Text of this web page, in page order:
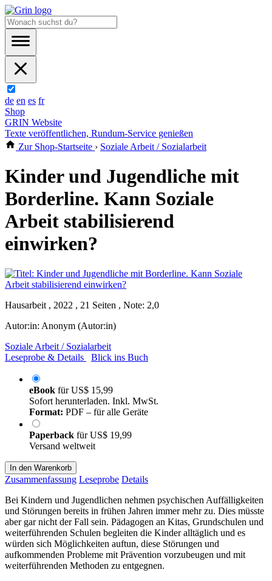
de en es fr
Shop
GRIN Website
Texte veröffentlichen, Rundum-Service genießen
Zur Shop-Startseite › Soziale Arbeit / Sozialarbeit
Kinder und Jugendliche mit
Borderline. Kann Soziale
Arbeit stabilisierend
einwirken?
Hausarbeit , 2022 , 21 Seiten , Note: 2,0
Autor:in: Anonym (Autor:in)
Soziale Arbeit / Sozialarbeit
Leseprobe & Details
Blick ins Buch
eBook fürUS$ 15,99
Sofort herunterladen. Inkl. MwSt.
Format: PDF – für alle Geräte
Paperback fürUS$ 19,99
Versand weltweit
In den Warenkorb
Zusammenfassung Leseprobe Details
Bei Kindern und Jugendlichen nehmen psychischen Auffälligkeiten
und Störungen bereits in frühen Jahren immer mehr zu. Dies müsste
aber gar nicht der Fall sein. Pädagogen an Kitas, Grundschulen und
weiterführenden Schulen begleiten die Kinder alltäglich und es
würden sich Möglichkeiten auftun, diese Störungen und
aufkommenden Probleme mit Prävention vorzubeugen und mit
weiterführenden Methoden zu entgegnen.